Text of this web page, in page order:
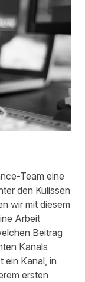
Team eine
den Kulissen
wir mit diesem
Arbeit
Beitrag
Kanals
ein Kanal, in
ersten